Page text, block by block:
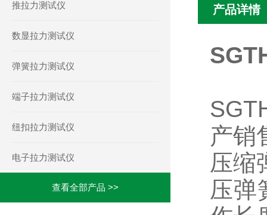
推拉力测试仪
数显拉力测试仪
弹簧拉力测试仪
端子拉力测试仪
纽扣拉力测试仪
电子拉力测试仪
查看全部产品 >>
产品详情
产销
压缩
压弹